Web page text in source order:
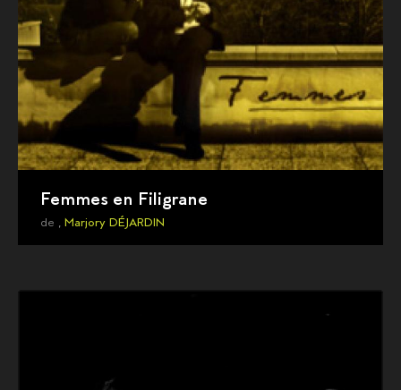
Femmes en Filigrane
de , Marjory DÉJARDIN